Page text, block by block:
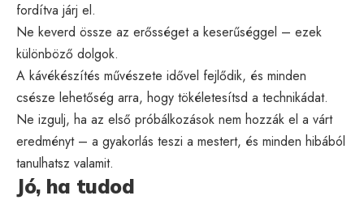
fordítva járj el.
Ne keverd össze az erősséget a keserűséggel – ezek
különböző dolgok.
A kávékészítés művészete idővel fejlődik, és minden
csésze lehetőség arra, hogy tökéletesítsd a technikádat.
Ne izgulj, ha az első próbálkozások nem hozzák el a várt
eredményt – a gyakorlás teszi a mestert, és minden hibából
tanulhatsz valamit.
Jó, ha tudod